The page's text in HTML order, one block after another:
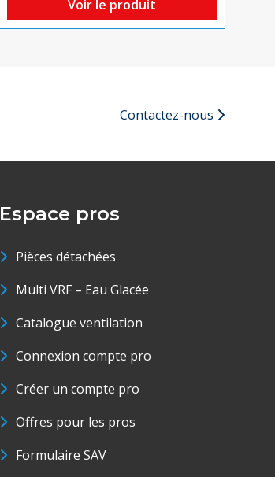
Voir le produit
Contactez-nous
Espace pros
Pièces détachées
Multi VRF – Eau Glacée
Catalogue ventilation
Connexion compte pro
Créer un compte pro
Offres pour les pros
Formulaire SAV